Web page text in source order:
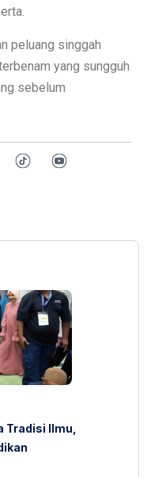
peluang singgah
yang sungguh
sebelum
Tradisi Ilmu,